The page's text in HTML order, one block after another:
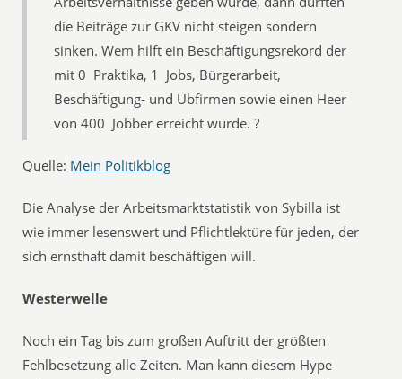
die Beiträge zur GKV nicht steigen sondern
sinken. Wem hilft ein Beschäftigungsrekord der
mit 0  Praktika, 1  Jobs, Bürgerarbeit,
Beschäftigung- und Übfirmen sowie einen Heer
von 400  Jobber erreicht wurde. ?
Quelle: Mein Politikblog
Die Analyse der Arbeitsmarktstatistik von Sybilla ist
wie immer lesenswert und Pflichtlektüre für jeden, der
sich ernsthaft damit beschäftigen will.
Westerwelle
Noch ein Tag bis zum großen Auftritt der größten
Fehlbesetzung alle Zeiten. Man kann diesem Hype